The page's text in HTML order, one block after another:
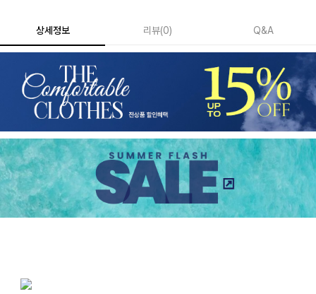
상세정보 리뷰(0) Q&A